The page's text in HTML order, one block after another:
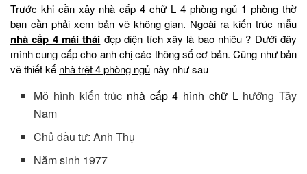
Trước khi cần xây nhà cấp 4 chữ L4 phòng ngủ 1 phòng thờ
bạn cần phải xem bản vẽ không gian. Ngoài ra kiến trúc mẫu
nhà cấp 4 mái thái đẹp diện tích xây là bao nhiêu ? Dưới đây
mình cung cấp cho anh chị các thông số cơ bản. Cũng như bản
vẽ thiết kế nhà trệt 4 phòng ngủ này như sau
Mô hình kiến trúc nhà cấp 4 hình chữ Lhướng Tây
Nam
Chủ đầu tư: Anh Thụ
Năm sinh 1977